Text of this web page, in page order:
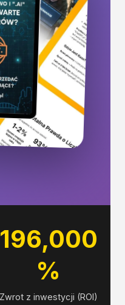
196,000
%
Zwrot z inwestycji (ROI)